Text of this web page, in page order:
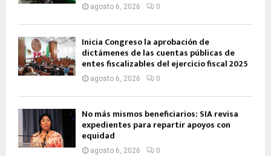
agosto 6, 2026 0
Inicia Congreso la aprobación de
dictámenes de las cuentas públicas de
entes fiscalizables del ejercicio fiscal 2025
agosto 6, 2026 0
No más mismos beneficiarios: SIA revisa
expedientes para repartir apoyos con
equidad
agosto 6, 2026 0